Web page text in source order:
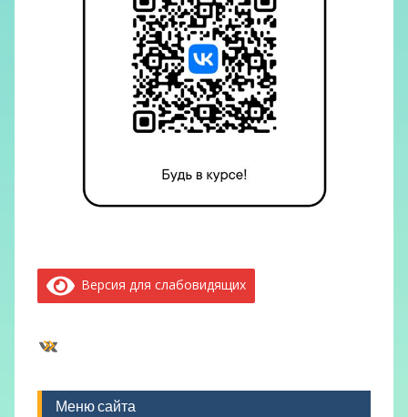
Версия для слабовидящих
ВКонтакте
Меню сайта